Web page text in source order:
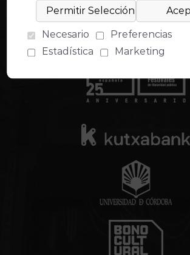
Necesario
Preferencias
Estadística
Marketing